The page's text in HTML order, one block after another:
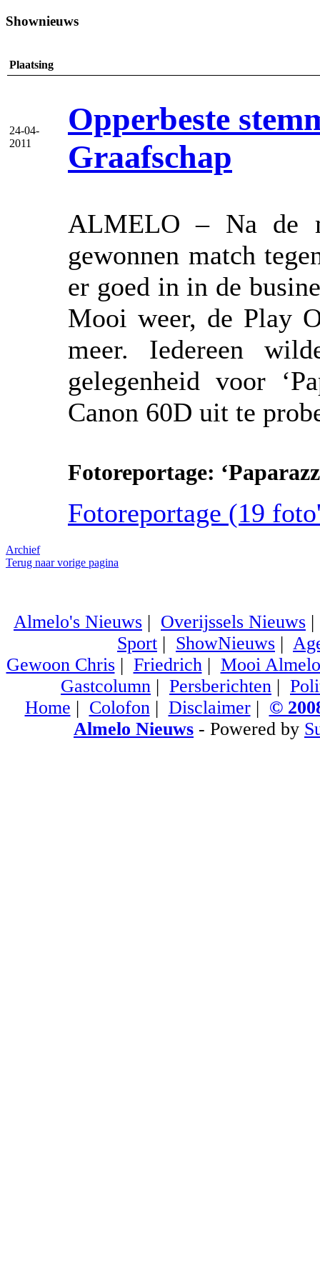
Shownieuws
Plaatsing
24-04-
2011
Opperbeste
Graafschap
ALMELO – Na de
gewonnen match
er goed in in de
Mooi weer, de Play
meer. Iedereen
gelegenheid voor
Canon 60D uit te
Fotoreportage:
Fotoreportage (19
Archief
Terug naar vorige pagina
Almelo's Nieuws | Overijssels Nieuws
Sport | ShowNieuws |
Gewoon Chris| Friedrich| Mooi Almelo
Gastcolumn | Persberichten |
Home | Colofon| Disclaimer| ©
Almelo Nieuws - Powered by